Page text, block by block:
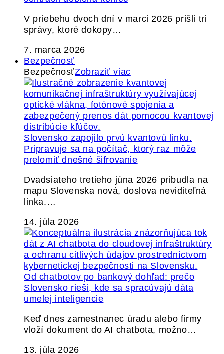
V priebehu dvoch dní v marci 2026 prišli tri
správy, ktoré dokopy…
7. marca 2026
Bezpečnosť
BezpečnosťZobraziť viac
Slovensko zapojilo prvú kvantovú linku.
Pripravuje sa na počítač, ktorý raz môže
prelomiť dnešné šifrovanie
Dvadsiateho tretieho júna 2026 pribudla na
mapu Slovenska nová, doslova neviditeľná
linka.…
14. júla 2026
Od chatbotov po bankový dohľad: prečo
Slovensko rieši, kde sa spracúvajú dáta
umelej inteligencie
Keď dnes zamestnanec úradu alebo firmy
vloží dokument do AI chatbota, možno…
13. júla 2026